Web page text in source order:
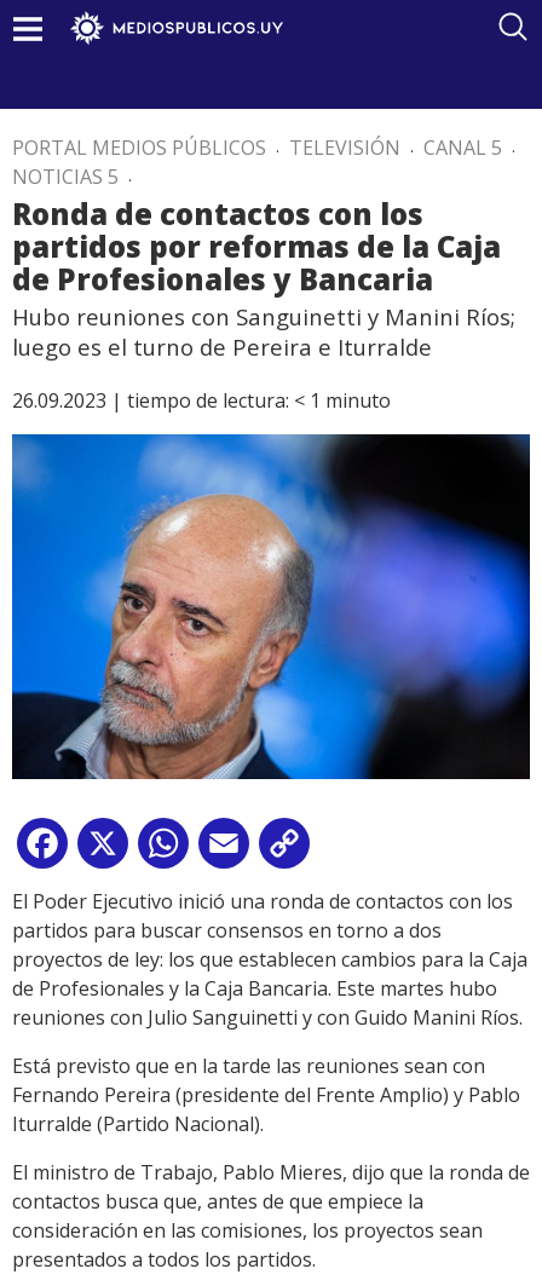
PORTAL MEDIOS PÚBLICOS . TELEVISIÓN . CANAL 5 .
NOTICIAS 5 .
Ronda de contactos con los
partidos por reformas de la Caja
de Profesionales y Bancaria
Hubo reuniones con Sanguinetti y Manini Ríos;
luego es el turno de Pereira e Iturralde
26.09.2023 | tiempo de lectura: < 1 minuto
Facebook
X WhatsApp
Email
Link
El Poder Ejecutivo inició una ronda de contactos con los
partidos para buscar consensos en torno a dos
proyectos de ley: los que establecen cambios para la Caja
de Profesionales y la Caja Bancaria. Este martes hubo
reuniones con Julio Sanguinetti y con Guido Manini Ríos.
Está previsto que en la tarde las reuniones sean con
Fernando Pereira (presidente del Frente Amplio) y Pablo
Iturralde (Partido Nacional).
El ministro de Trabajo, Pablo Mieres, dijo que la ronda de
contactos busca que, antes de que empiece la
consideración en las comisiones, los proyectos sean
presentados a todos los partidos.